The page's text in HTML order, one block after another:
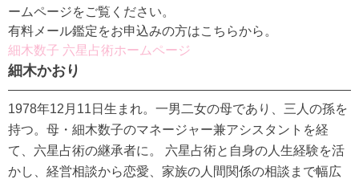
ームページをご覧ください。
有料メール鑑定をお申込みの方はこちらから。
細木数子 六星占術ホームページ
細木かおり
1978年12月11日生まれ。一男二女の母であり、三人の孫を
持つ。母・細木数子のマネージャー兼アシスタントを経
て、六星占術の継承者に。 六星占術と自身の人生経験を活
かし、経営相談から恋愛、家族の人間関係の相談まで幅広